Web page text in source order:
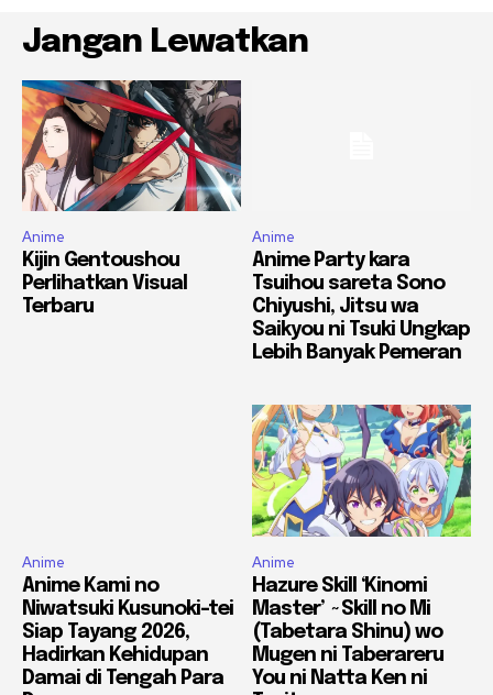
Jangan Lewatkan
Anime
Kijin Gentoushou
Perlihatkan Visual
Terbaru
Anime
Anime Party kara
Tsuihou sareta Sono
Chiyushi, Jitsu wa
Saikyou ni Tsuki Ungkap
Lebih Banyak Pemeran
Anime
Anime Kami no
Niwatsuki Kusunoki-tei
Siap Tayang 2026,
Hadirkan Kehidupan
Damai di Tengah Para
Anime
Hazure Skill ‘Kinomi
Master’ ~Skill no Mi
(Tabetara Shinu) wo
Mugen ni Taberareru
You ni Natta Ken ni